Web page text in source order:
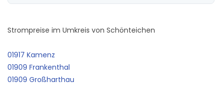
Strompreise im Umkreis von Schönteichen
01917 Kamenz
01909 Frankenthal
01909 Großharthau